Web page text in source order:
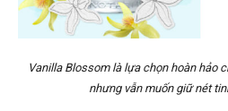
Vanilla Blossom là lựa chọn hoàn hảo
nhưng vẫn muốn giữ nét